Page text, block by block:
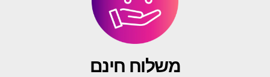
משלוח חינם